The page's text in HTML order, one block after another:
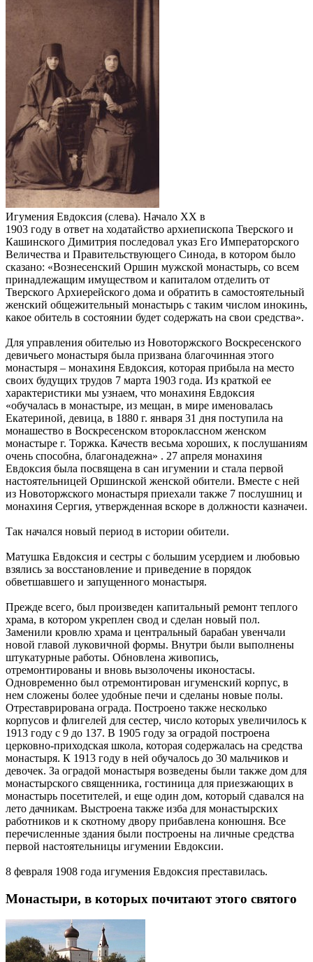
Игумения Евдоксия (слева). Начало ХХ в
1903 году в ответ на ходатайство архиепископа Тверского и
Кашинского Димитрия последовал указ Его Императорского
Величества и Правительствующего Синода, в котором было
сказано: «Вознесенский Оршин мужской монастырь, со всем
принадлежащим имуществом и капиталом отделить от
Тверского Архиерейского дома и обратить в самостоятельный
женский общежительный монастырь с таким числом инокинь,
какое обитель в состоянии будет содержать на свои средства».
Для управления обителью из Новоторжского Воскресенского
девичьего монастыря была призвана благочинная этого
монастыря – монахиня Евдоксия, которая прибыла на место
своих будущих трудов 7 марта 1903 года. Из краткой ее
характеристики мы узнаем, что монахиня Евдоксия
«обучалась в монастыре, из мещан, в мире именовалась
Екатериной, девица, в 1880 г. января 31 дня поступила на
монашество в Воскресенском второклассном женском
монастыре г. Торжка. Качеств весьма хороших, к послушаниям
очень способна, благонадежна» . 27 апреля монахиня
Евдоксия была посвящена в сан игумении и стала первой
настоятельницей Оршинской женской обители. Вместе с ней
из Новоторжского монастыря приехали также 7 послушниц и
монахиня Сергия, утвержденная вскоре в должности казначеи.
Так начался новый период в истории обители.
Матушка Евдоксия и сестры с большим усердием и любовью
взялись за восстановление и приведение в порядок
обветшавшего и запущенного монастыря.
Прежде всего, был произведен капитальный ремонт теплого
храма, в котором укреплен свод и сделан новый пол.
Заменили кровлю храма и центральный барабан увенчали
новой главой луковичной формы. Внутри были выполнены
штукатурные работы. Обновлена живопись,
отремонтированы и вновь вызолочены иконостасы.
Одновременно был отремонтирован игуменский корпус, в
нем сложены более удобные печи и сделаны новые полы.
Отреставрирована ограда. Построено также несколько
корпусов и флигелей для сестер, число которых увеличилось к
1913 году с 9 до 137. В 1905 году за оградой построена
церковно-приходская школа, которая содержалась на средства
монастыря. К 1913 году в ней обучалось до 30 мальчиков и
девочек. За оградой монастыря возведены были также дом для
монастырского священника, гостиница для приезжающих в
монастырь посетителей, и еще один дом, который сдавался на
лето дачникам. Выстроена также изба для монастырских
работников и к скотному двору прибавлена конюшня. Все
перечисленные здания были построены на личные средства
первой настоятельницы игумении Евдоксии.
8 февраля 1908 года игумения Евдоксия преставилась.
Монастыри, в которых почитают этого святого